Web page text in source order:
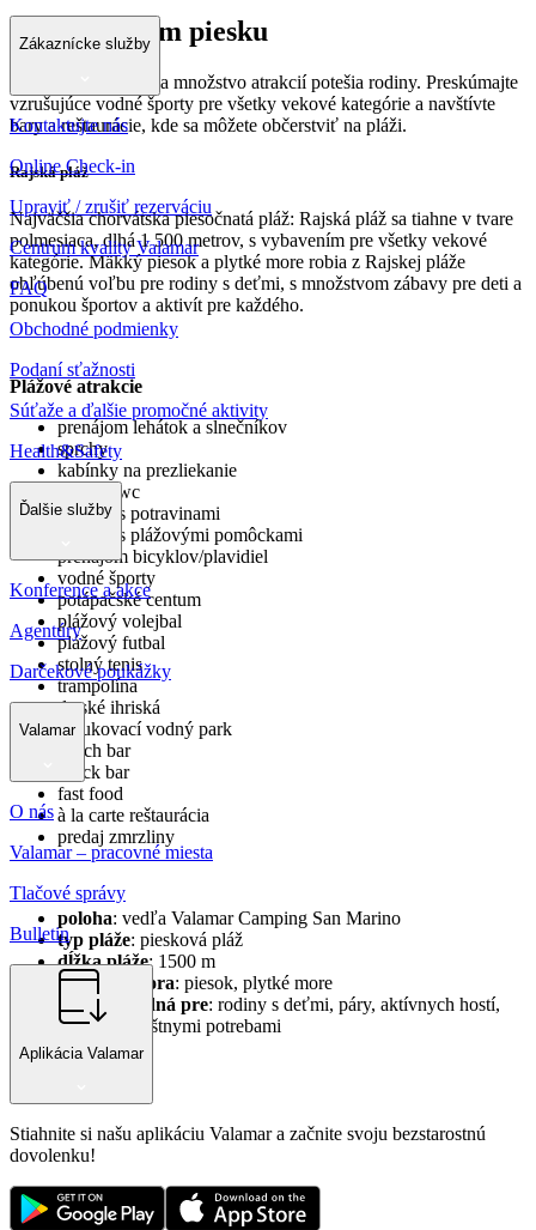
Raj na zlatom piesku
Piesočnaté plytčiny a množstvo atrakcií potešia rodiny. Preskúmajte
vzrušujúce vodné športy pre všetky vekové kategórie a navštívte
bary a reštaurácie, kde sa môžete občerstviť na pláži.
Rajská pláž
Najväčšia chorvátska piesočnatá pláž: Rajská pláž sa tiahne v tvare
polmesiaca, dlhá 1 500 metrov, s vybavením pre všetky vekové
kategórie. Mäkký piesok a plytké more robia z Rajskej pláže
obľúbenú voľbu pre rodiny s deťmi, s množstvom zábavy pre deti a
ponukou športov a aktivít pre každého.
Plážové atrakcie
prenájom lehátok a slnečníkov
sprchy
kabínky na prezliekanie
verejné wc
obchod s potravinami
obchod s plážovými pomôckami
prenájom bicyklov/plavidiel
vodné športy
potápačské centum
plážový volejbal
plážový futbal
stolný tenis
trampolína
detské ihriská
nafukovací vodný park
beach bar
snack bar
fast food
à la carte reštaurácia
predaj zmrzliny
poloha: vedľa Valamar Camping San Marino
typ pláže: piesková pláž
dĺžka pláže: 1500 m
vstup do mora: piesok, plytké more
pláž je vhodná pre: rodiny s deťmi, páry, aktívnych hostí,
hostí so zvláštnymi potrebami
Zákaznícke služby
Kontaktujte nás
Online Check-in
Upraviť / zrušiť rezerváciu
Centrum kvality Valamar
FAQ
Obchodné podmienky
Podaní sťažnosti
Súťaže a ďalšie promočné aktivity
Health&Safety
Ďalšie služby
Konference a akce
Agentúry
Darčekové poukážky
Valamar
O nás
Valamar – pracovné miesta
Tlačové správy
Bulletin
Aplikácia Valamar
Stiahnite si našu aplikáciu Valamar a začnite svoju bezstarostnú
dovolenku!